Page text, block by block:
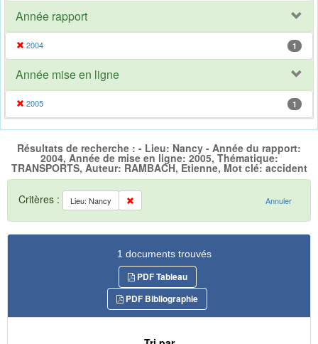
Année rapport
2004 1
Année mise en ligne
2005 1
Résultats de recherche : - Lieu: Nancy - Année du rapport:
2004, Année de mise en ligne: 2005, Thématique:
TRANSPORTS, Auteur: RAMBACH, Etienne, Mot clé: accident
Critères : Lieu: Nancy Annuler
1 documents trouvés
PDF Tableau
PDF Bibliographie